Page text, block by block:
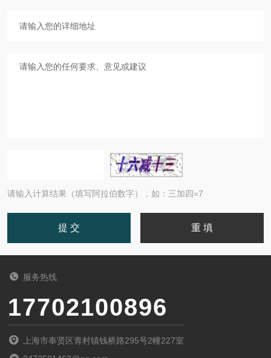
请输入计算结果（填写阿拉伯数字），如：三加四=7
服务热线
17702100896
上海市奉贤区青村镇钱桥路295号2幢227室